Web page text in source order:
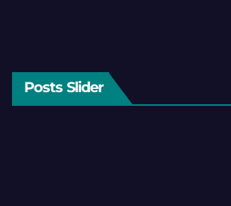
Posts Slider